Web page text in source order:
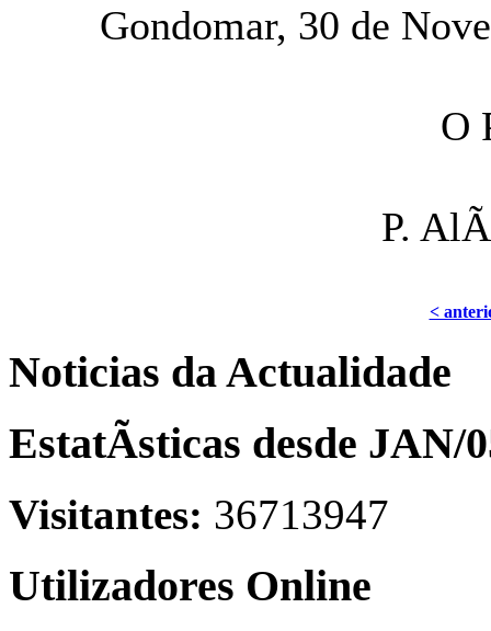
Gondomar, 30 de
O
P.
<
Noticias da Actualidade
EstatÃ­sticas desde JAN/
Visitantes: 36713947
Utilizadores Online